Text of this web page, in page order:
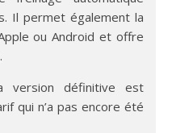
Il permet également la
ou Android et offre
version définitive est
qui n’a pas encore été